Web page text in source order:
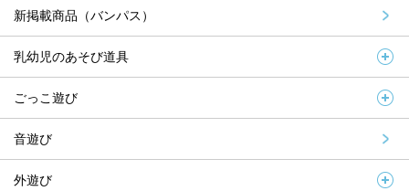
新掲載商品（バンパス）
乳幼児のあそび道具
ごっこ遊び
音遊び
外遊び